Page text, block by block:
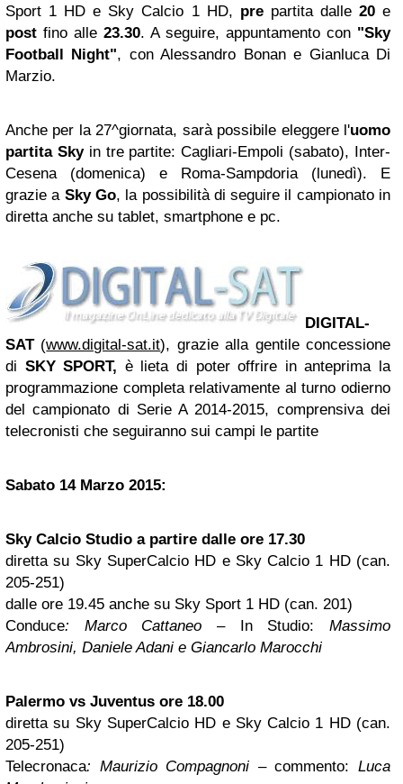
Sport 1 HD e Sky Calcio 1 HD, prepartita dalle 20e
post fino alle 23.30. A seguire, appuntamento con "Sky
Football Night", con Alessandro Bonan e Gianluca Di
Marzio.
Anche per la 27^giornata, sarà possibile eleggere l'uomo
partita Sky in tre partite: Cagliari-Empoli (sabato), Inter-
Cesena (domenica) e Roma-Sampdoria (lunedì). E
grazie a Sky Go, la possibilità di seguire il campionato in
diretta anche su tablet, smartphone e pc.
DIGITAL-
SAT(www.digital-sat.it), grazie alla gentile concessione
di SKY SPORT, è lieta di poter offrire in anteprima la
programmazione completa relativamente al turno odierno
del campionato di Serie A 2014-2015, comprensiva dei
telecronisti che seguiranno sui campi le partite
Sabato 14 Marzo 2015:
Sky Calcio Studio a partire dalle ore 17.30
diretta su Sky SuperCalcio HD e Sky Calcio 1 HD (can.
205-251)
dalle ore 19.45 anche su Sky Sport 1 HD (can. 201)
Conduce: Marco Cattaneo – In Studio: Massimo
Ambrosini, Daniele Adani e Giancarlo Marocchi
Palermo vs Juventus ore 18.00
diretta su Sky SuperCalcio HD e Sky Calcio 1 HD (can.
205-251)
Telecronaca: Maurizio Compagnoni – commento:Luca